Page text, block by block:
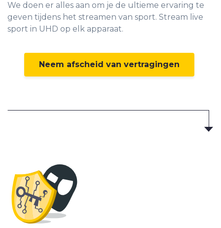
We doen er alles aan om je de ultieme ervaring te
geven tijdens het streamen van sport. Stream live
sport in UHD op elk apparaat.
Neem afscheid van vertragingen